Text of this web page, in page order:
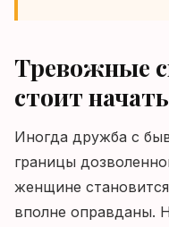
Тревожные
стоит
Иногда дружба с
границы
женщине
вполне оправданы.